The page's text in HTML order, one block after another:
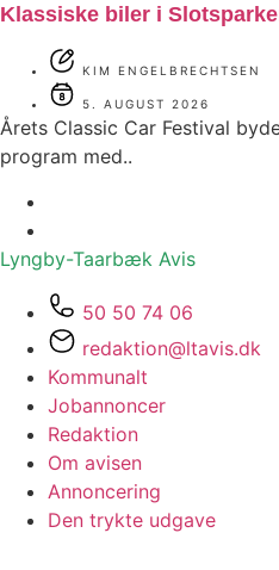
Klassiske biler i
KIM ENGELBRECHTSEN
5. AUGUST 2026
Årets Classic Car Festival
program med..
Lyngby-Taarbæk Avis
50 50 74 06
redaktion@ltavis.dk
Kommunalt
Jobannoncer
Redaktion
Om avisen
Annoncering
Den trykte udgave